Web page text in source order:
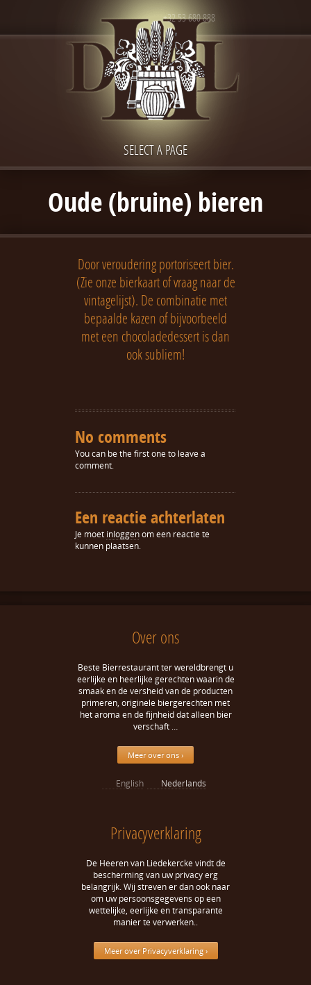
+32 53 680 888
SELECT A PAGE
Oude (bruine) bieren
Door veroudering portoriseert bier.
(Zie onze bierkaart of vraag naar de
vintagelijst). De combinatie met
bepaalde kazen of bijvoorbeeld
met een chocoladedessert is dan
ook subliem!
No comments
You can be the first one to leave a
comment.
Een reactie achterlaten
Je moet inloggenom een reactie te
kunnen plaatsen.
Over ons
Beste Bierrestaurant ter wereldbrengt u
eerlijke en heerlijke gerechten waarin de
smaak en de versheid van de producten
primeren, originele biergerechten met
het aroma en de fijnheid dat alleen bier
verschaft …
Meer over ons ›
English Nederlands
Privacyverklaring
De Heeren van Liedekercke vindt de
bescherming van uw privacy erg
belangrijk. Wij streven er dan ook naar
om uw persoonsgegevens op een
wettelijke, eerlijke en transparante
manier te verwerken..
Meer over Privacyverklaring ›